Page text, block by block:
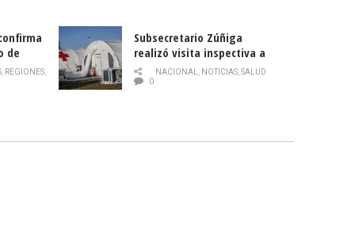
de
, REGIONES,
Subsecretario Zúñiga
realizó visita inspectiva a
Hospital Modular Sótero del
Río
NACIONAL, NOTICIAS,SALUD
0